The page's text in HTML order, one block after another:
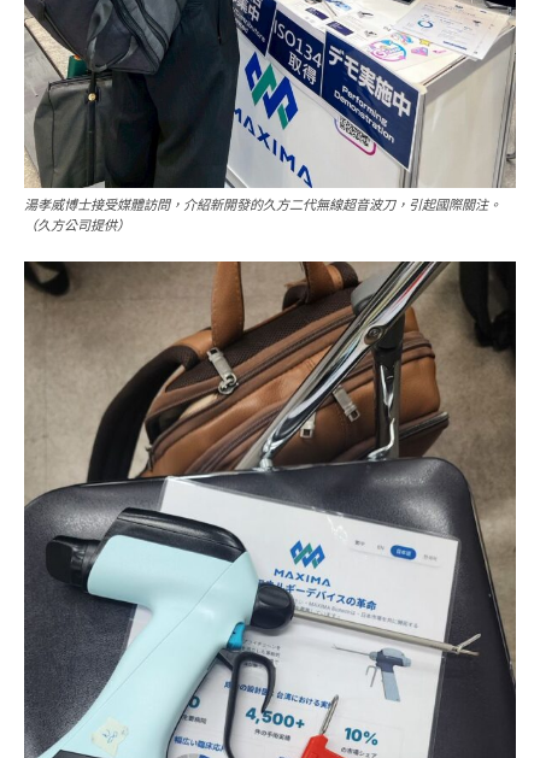
湯孝威博士接受媒體訪問，介紹新開發的久方二代無線超音波刀，引起國際關注。
（久方公司提供）